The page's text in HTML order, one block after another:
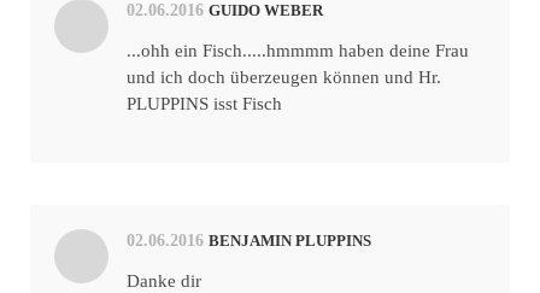
02.06.2016 GUIDO WEBER
...ohh ein Fisch.....hmmmm haben deine Frau
und ich doch überzeugen können und Hr.
PLUPPINS isst Fisch
02.06.2016 BENJAMIN PLUPPINS
Danke dir